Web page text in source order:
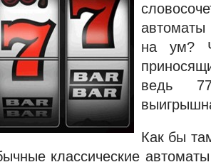
на ум?
ведь
Как бы
классические